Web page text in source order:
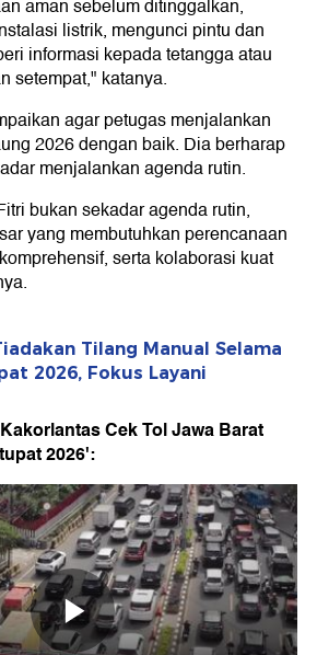
aman sebelum ditinggalkan,
listrik, mengunci pintu dan
informasi kepada tetangga atau
setempat," katanya.
agar petugas menjalankan
2026 dengan baik. Dia berharap
menjalankan agenda rutin.
bukan sekadar agenda rutin,
yang membutuhkan perencanaan
serta kolaborasi kuat
Tilang Manual Selama
2026, Fokus Layani
Cek Tol Jawa Barat
2026':